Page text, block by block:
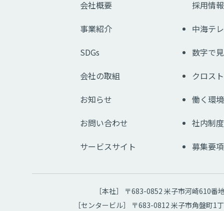
会社概要
事業紹介
SDGs
会社の取組
お知らせ
お問い合わせ
サービスサイト
採用情報
中海テ
数字で
クロス
働く環境
社内制度
募集要項
［本社］ 〒683-0852 米子市河崎610番
［センタービル］ 〒683-0812 米子市角盤町1